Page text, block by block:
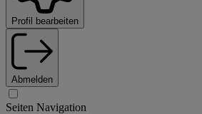
Profil bearbeiten
Abmelden
Seiten Navigation